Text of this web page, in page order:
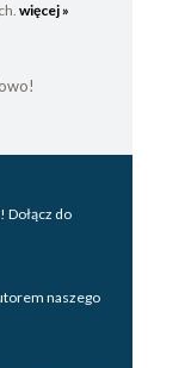
więcej »
Dołącz do
naszego